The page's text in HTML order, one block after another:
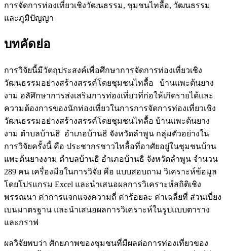
การจัดการท่องเที่ยวเชิงวัฒนธรรม, ชุมชนไทลื้อ, วัฒนธรรม
และภูมิปัญญา
บทคัดย่อ
การวิจัยนี้มีวัตถุประสงค์เพื่อศึกษาการจัดการท่องเที่ยวเชิง
วัฒนธรรมอย่างสร้างสรรค์โดยชุมชนไทลื้อ บ้านแพะต้นยาง
งาม อลัศึกษาการส่งเสริมการท่องเที่ยวที่ก่อให้เกิดรายได้และ
ความต้องการของนักท่องเที่ยวในการการจัดการท่องเที่ยวเชิง
วัฒนธรรมอย่างสร้างสรรค์โดยชุมชนไทลื้อ บ้านแพะต้นยาง
งาม ตำบลบ้านธิ อำเภอบ้านธิ จังหวัดลำพูน กลุ่มตัวอย่างใน
การวิจัยครั้งนี้ คือ ประชากรชาวไทลื้อที่อาศัยอยู่ในชุมชนบ้าน
แพะต้นยางงาม ตำบลบ้านธิ อำเภอบ้านธิ จังหวัดลำพูน จำนวน
289 คน เครื่องมือในการวิจัย คือ แบบสอบถาม วิเคราะห์ข้อมูล
โดยโปรแกรม Excel และนำเสนอผลการวิเคราะห์สถิติเชิง
พรรณนา ค่าการแจกแจงความถี่ ค่าร้อยละ ค่าเฉลี่ยที่ ส่วนเบี่ยง
เบนมาตรฐาน และนำเสนอผลการวิเคราะห์ในรูปแบบตาราง
และกราฟ
ผลวิจัยพบว่า ศักยภาพของชุมชนที่มีผลต่อการท่องเที่ยวของ